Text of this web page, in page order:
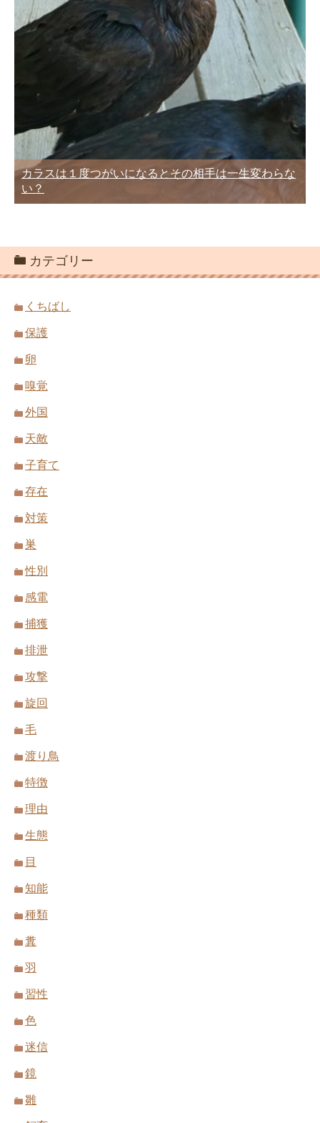
カラスは１度つがいになるとその相手は一生変わらな
い？
カテゴリー
くちばし
保護
卵
嗅覚
外国
天敵
子育て
存在
対策
巣
性別
感電
捕獲
排泄
攻撃
旋回
毛
渡り鳥
特徴
理由
生態
目
知能
種類
糞
羽
習性
色
迷信
鏡
雛